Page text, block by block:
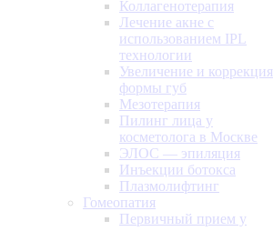
Коллагенотерапия
Лечение акне с
использованием IPL
технологии
Увеличение и коррекция
формы губ
Мезотерапия
Пилинг лица у
косметолога в Москве
ЭЛОС — эпиляция
Инъекции ботокса
Плазмолифтинг
Гомеопатия
Первичный прием у